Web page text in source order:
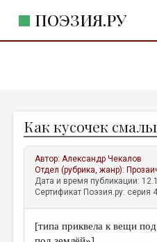
ПОЭЗИЯ.РУ
ЖАНРЫ
АВТОРЫ
КОММЕНТАРИИ
ЛИТСАЛОН
НОВОСТИ
Как кусочек
Автор:Александр Чекалов
Отдел (рубрика, жанр):
Дата и время публикации:
Сертификат Поэзия.ру: серия
[типа приквела к вещи